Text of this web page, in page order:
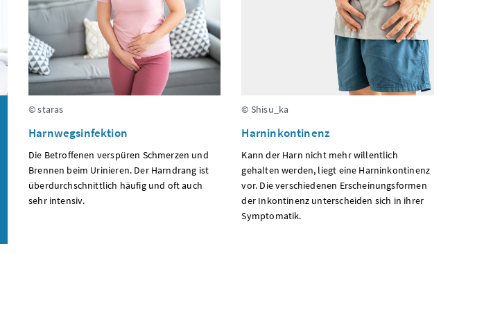
© staras
Harnwegsinfektion
Die Betroffenen verspüren Schmerzen und
Brennen beim Urinieren. Der Harndrang ist
überdurchschnittlich häufig und oft auch
sehr intensiv.
© Shisu_ka
Harninkontinenz
Kann der Harn nicht mehr willentlich
gehalten werden, liegt eine Harninkontinenz
vor. Die verschiedenen Erscheinungsformen
der Inkontinenz unterscheiden sich in ihrer
Symptomatik.